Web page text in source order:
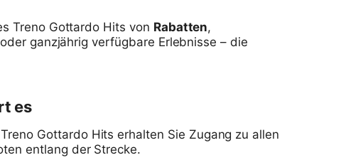
Treno Gottardo Hits von Rabatten,
ganzjährig verfügbare Erlebnisse – die
es
Gottardo Hits erhalten Sie Zugang zu allen
entlang der Strecke.